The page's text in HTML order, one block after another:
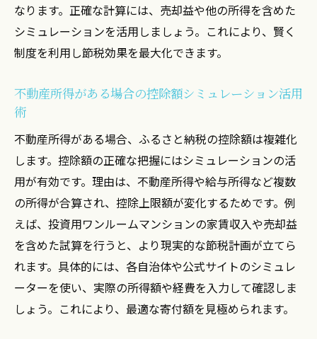
なります。正確な計算には、売却益や他の所得を含めた
シミュレーションを活用しましょう。これにより、賢く
制度を利用し節税効果を最大化できます。
不動産所得がある場合の控除額シミュレーション活用
術
不動産所得がある場合、ふるさと納税の控除額は複雑化
します。控除額の正確な把握にはシミュレーションの活
用が有効です。理由は、不動産所得や給与所得など複数
の所得が合算され、控除上限額が変化するためです。例
えば、投資用ワンルームマンションの家賃収入や売却益
を含めた試算を行うと、より現実的な節税計画が立てら
れます。具体的には、各自治体や公式サイトのシミュレ
ーターを使い、実際の所得額や経費を入力して確認しま
しょう。これにより、最適な寄付額を見極められます。